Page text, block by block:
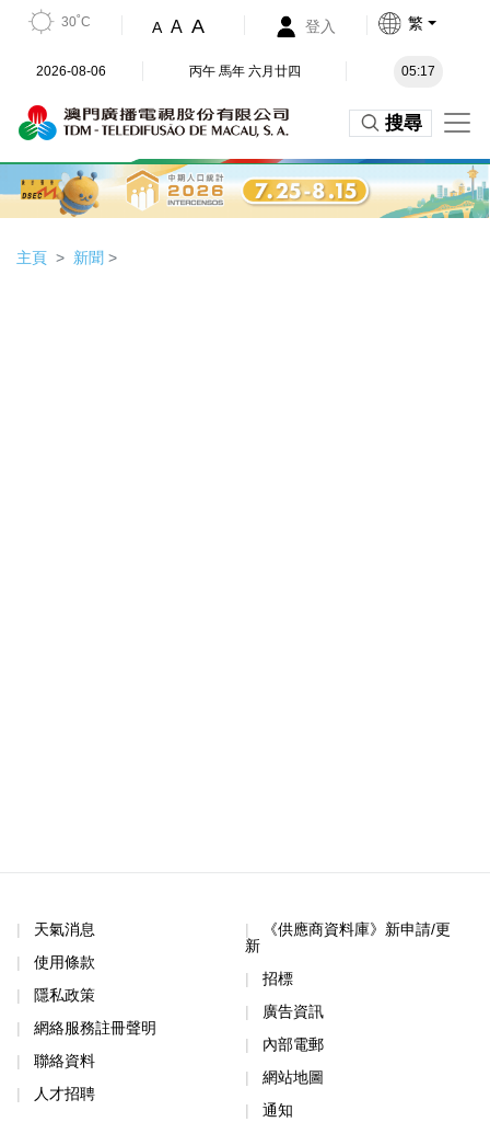
30˚C A A A 登入 繁
2026-08-06 丙午 馬年 六月廿四 05:17
搜尋
主頁 新聞 >
天氣消息
使用條款
隱私政策
網絡服務註冊聲明
聯絡資料
人才招聘
《供應商資料庫》新申請/更
新
招標
廣告資訊
內部電郵
網站地圖
通知